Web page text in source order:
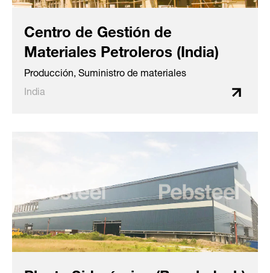
Centro de Gestión de
Materiales Petroleros (India)
Producción, Suministro de materiales
India